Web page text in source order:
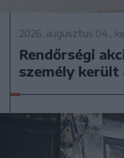
2026. augusztus 04.,
Rendőrségi
személy került